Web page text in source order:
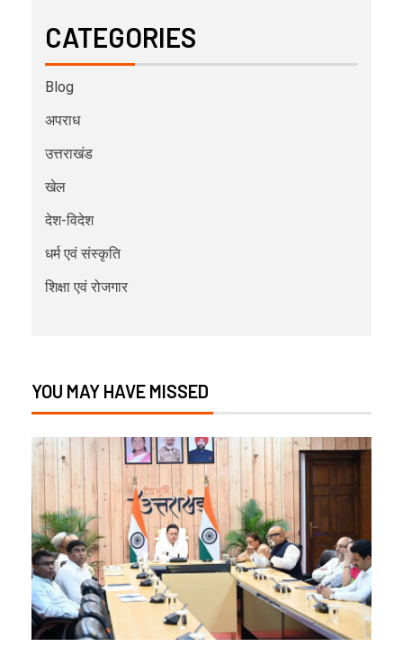
CATEGORIES
Blog
अपराध
उत्तराखंड
खेल
देश-विदेश
धर्म एवं संस्कृति
शिक्षा एवं रोजगार
YOU MAY HAVE MISSED